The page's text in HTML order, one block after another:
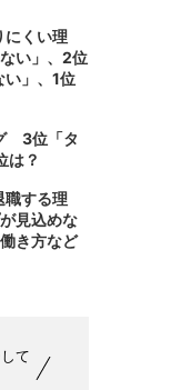
にくい理
い」、2位
い」、1位
3位「タ
は？
職する理
見込めな
き方など
て